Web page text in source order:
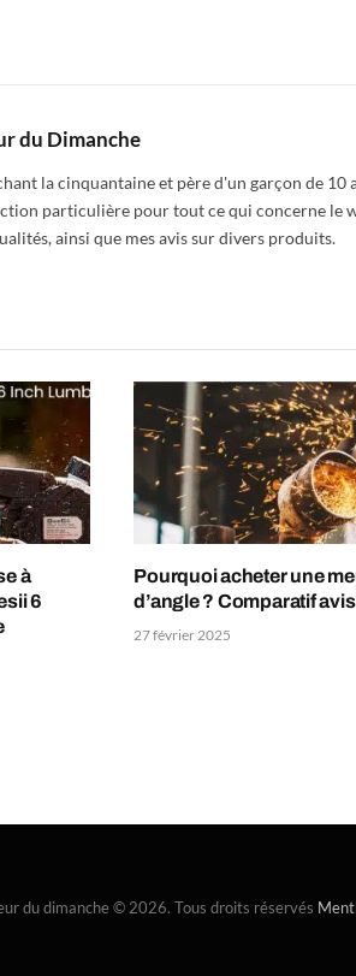
du Dimanche
la cinquantaine et père d'un garçon de 10
particulière pour tout ce qui concerne le
ainsi que mes avis sur divers produits.
à
6
Pourquoi acheter une
d’angle ? Comparatif
27 février 2025
du dimanche © 2026. Tous droits réservés